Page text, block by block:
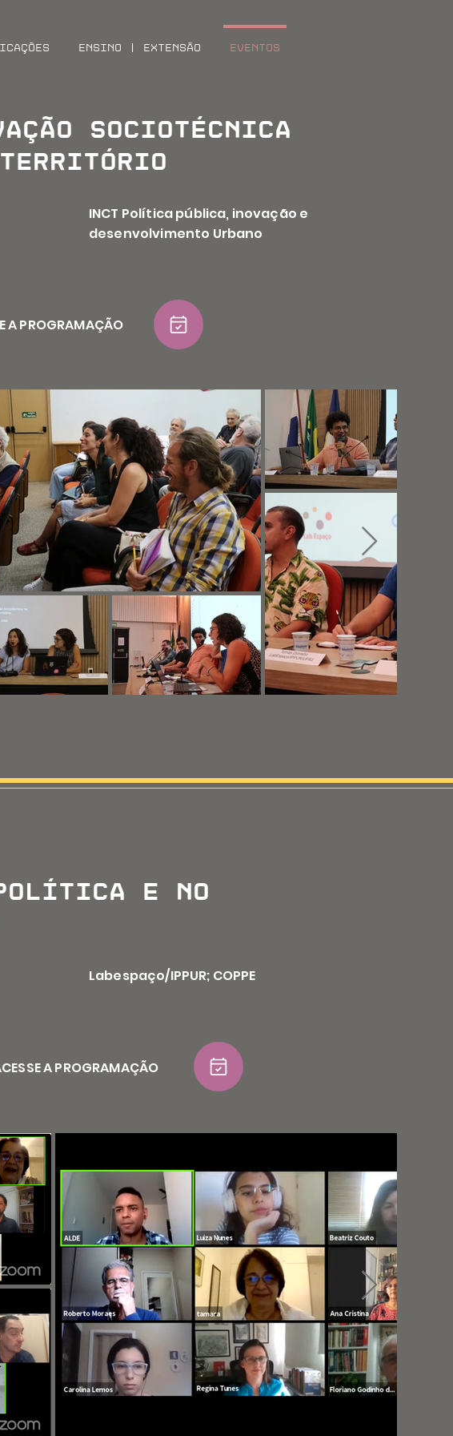
Ensino | Extensão Eventos
sociotécnica
território
INCT Política pública, inovação e
desenvolvimento Urbano
A PROGRAMAÇÃO
E NO
Labespaço/IPPUR; COPPE
A PROGRAMAÇÃO